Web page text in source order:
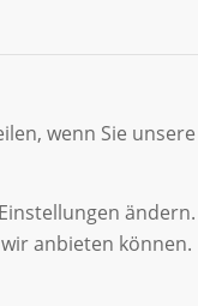
wenn Sie
anbieten können.